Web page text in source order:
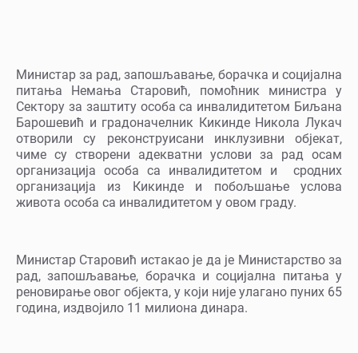
Министар за рад, запошљавање, борачка и социјална
питања Немања Старовић, помоћник министра у
Сектору за заштиту особа са инвалидитетом Биљана
Барошевић и градоначелник Кикинде Никола Лукач
отворили су реконструисани инклузивни објекат,
чиме су створени адекватни услови за рад осам
организација особа са инвалидитетом и сродних
организација из Кикинде и побољшање услова
живота особа са инвалидитетом у овом граду.
Министар Старовић истакао је да је Министарство за
рад, запошљавање, борачка и социјална питања у
реновирање овог објекта, у који није улагано пуних 65
година, издвојило 11 милиона динара.